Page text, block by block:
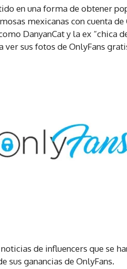
en una forma de obtener
mexicanas con cuenta
DanyanCat y la ex “chica
ver sus fotos de OnlyFans
de influencers que se
sus ganancias de OnlyFans.